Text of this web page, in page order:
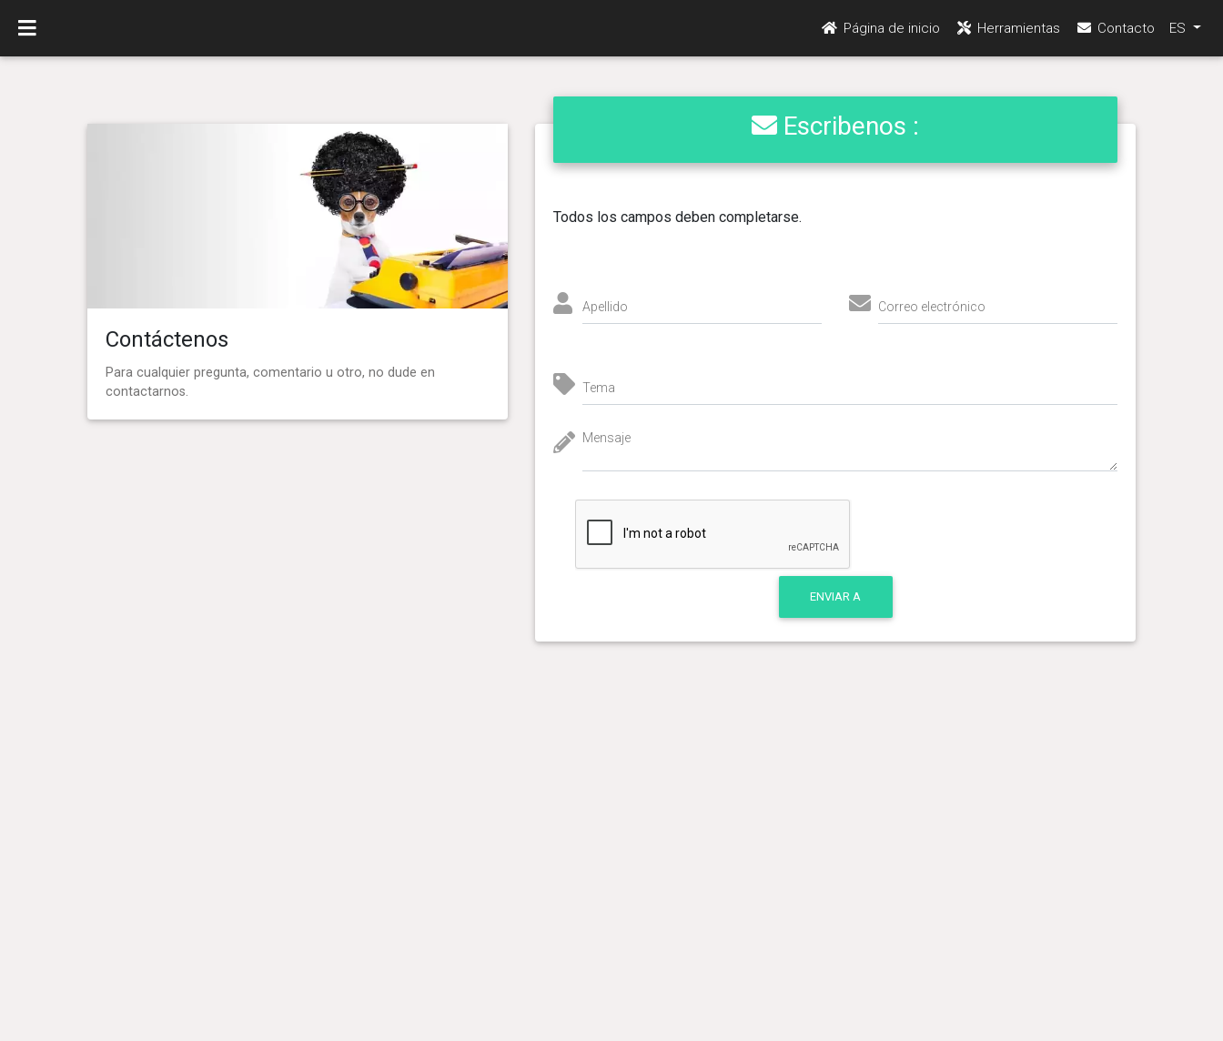
Página de inicio Herramientas Contacto ES
Contáctenos
Para cualquier pregunta, comentario u otro, no dude en
contactarnos.
Escribenos :
Todos los campos deben completarse.
Apellido Correo electrónico
Tema
Mensaje
ENVIAR A